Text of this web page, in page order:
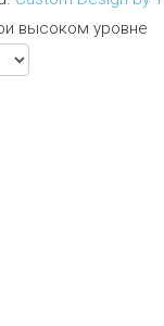
высоком уровне